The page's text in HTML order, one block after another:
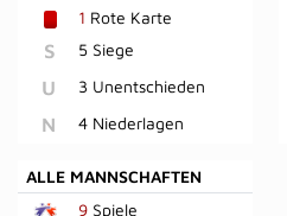
1 Rote Karte
S 5 Siege
U 3 Unentschieden
N 4 Niederlagen
ALLE MANNSCHAFTEN
9 Spiele